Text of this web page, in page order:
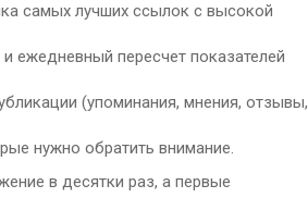
самых лучших ссылок с высокой
ежедневный пересчет показателей
(упоминания, мнения, отзывы,
нужно обратить внимание.
в десятки раз, а первые